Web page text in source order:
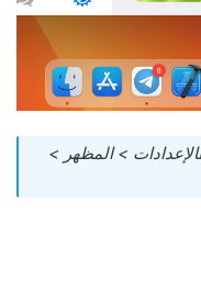
الإعدادات > المظهر >